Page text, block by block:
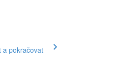
a pokračovat